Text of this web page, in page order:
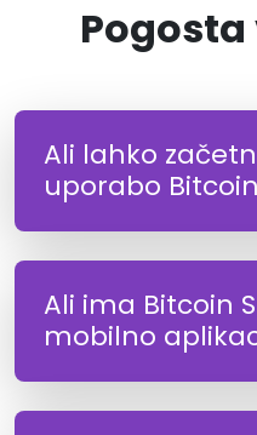
Ali lahko
uporabo
Ali ima Bitcoin
mobilno